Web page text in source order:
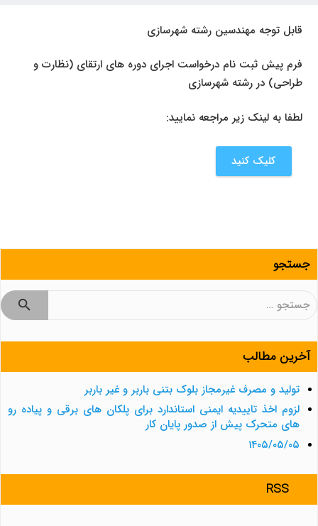
قابل توجه مهندسین رشته شهرسازی
فرم پیش ثبت نام درخواست اجرای دوره های ارتقای (نظارت و
طراحی) در رشته شهرسازی
لطفا به لینک زیر مراجعه نمایید:
کلیک کنید
جستجو
جستجو
آخرین مطالب
تولید و مصرف غیرمجاز بلوک بتنی باربر و غیر باربر
لزوم اخذ تاییدیه ایمنی استاندارد برای پلکان های برقی و پیاده رو
های متحرک پیش از صدور پایان کار
۱۴۰۵/۰۵/۰۵
RSS